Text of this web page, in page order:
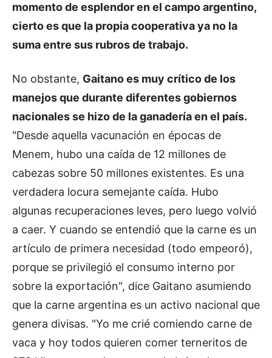
momento de esplendor en el campo argentino,
cierto es que la propia cooperativa ya no la
suma entre sus rubros de trabajo.
No obstante, Gaitano es muy crítico de los
manejos que durante diferentes gobiernos
nacionales se hizo de la ganadería en el país.
"Desde aquella vacunación en épocas de
Menem, hubo una caída de 12 millones de
cabezas sobre 50 millones existentes. Es una
verdadera locura semejante caída. Hubo
algunas recuperaciones leves, pero luego volvió
a caer. Y cuando se entendió que la carne es un
artículo de primera necesidad (todo empeoró),
porque se privilegió el consumo interno por
sobre la exportación", dice Gaitano asumiendo
que la carne argentina es un activo nacional que
genera divisas. "Yo me crié comiendo carne de
vaca y hoy todos quieren comer terneritos de